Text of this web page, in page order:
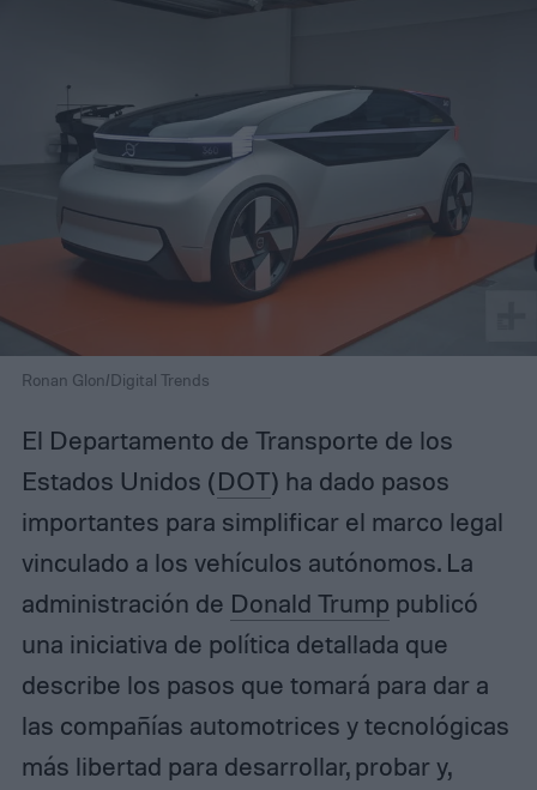
Ronan Glon/Digital Trends
El Departamento de Transporte de los
Estados Unidos (DOT) ha dado pasos
importantes para simplificar el marco legal
vinculado a los vehículos autónomos. La
administración de Donald Trump publicó
una iniciativa de política detallada que
describe los pasos que tomará para dar a
las compañías automotrices y tecnológicas
más libertad para desarrollar, probar y,